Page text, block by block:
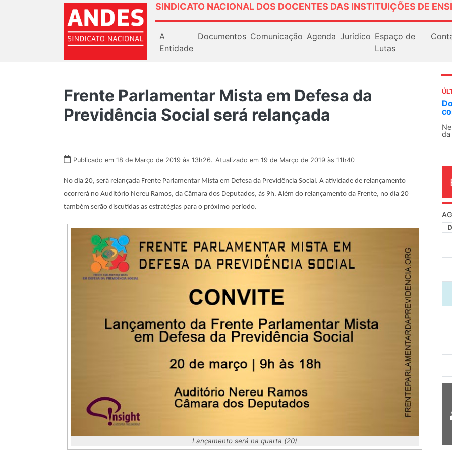
SINDICATO NACIONAL DOS DOCENTES DAS INSTITUIÇÕES DE
A
Entidade
Documentos Comunicação Agenda Jurídico Espaço de
Lutas
Frente Parlamentar Mista em Defesa da
Previdência Social será relançada
Publicado em 18 de Março de 2019 às 13h26. Atualizado em 19 de Março de 2019 às 11h40
No dia 20, será relançada Frente Parlamentar Mista em Defesa da Previdência Social. A atividade de relançamento
ocorrerá no Auditório Nereu Ramos, da Câmara dos Deputados, às 9h. Além do relançamento da Frente, no dia 20
também serão discutidas as estratégias para o próximo período.
Lançamento será na quarta (20)
Docentes
contra as
Nessa segunda-
da educação